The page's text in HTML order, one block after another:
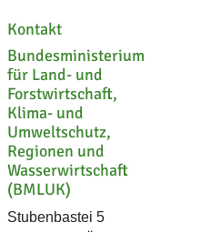
Kontakt
Bundesministerium
für Land- und
Forstwirtschaft,
Klima- und
Umweltschutz,
Regionen und
Wasserwirtschaft
(BMLUK)
Stubenbastei 5